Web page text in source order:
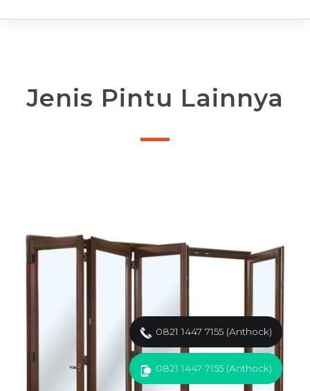
Jenis Pintu Lainnya
0821 1447 7155 (Anthock)
0821 1447 7155 (Anthock)